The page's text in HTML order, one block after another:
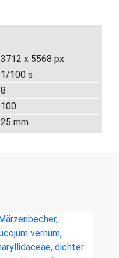
3712 x 5568 px
1/100 s
8
100
25 mm